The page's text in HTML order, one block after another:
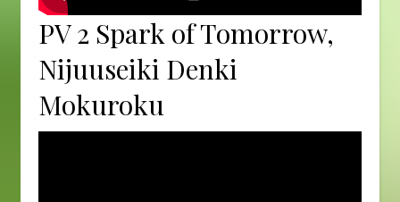
PV 2 Spark of Tomorrow,
Nijuuseiki Denki
Mokuroku